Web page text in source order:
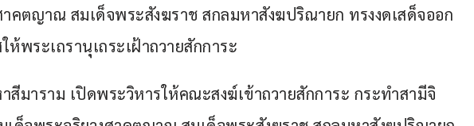
าคตญาณ สมเด็จพระสังฆราช สกลมหาสังฆปริณายก ทรงงดเสด็จออก
ห้พระเถรานุเถระเฝ้าถวายสักการะ
สีมาราม เปิดพระวิหารให้คณะสงฆ์เข้าถวายสักการะ กระทำสามีจิ